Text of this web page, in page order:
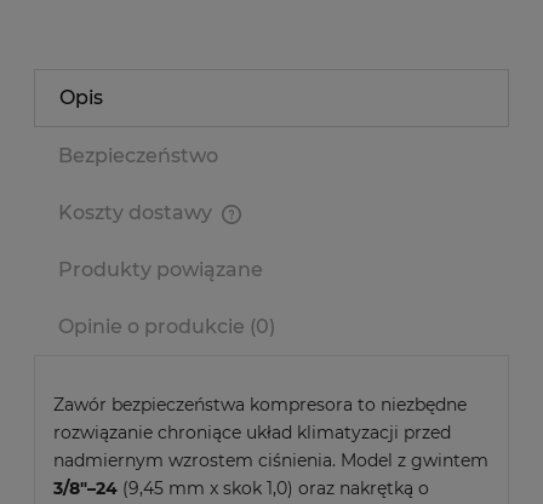
Opis
Bezpieczeństwo
Koszty dostawy
Produkty powiązane
Opinie o produkcie (0)
Zawór bezpieczeństwa kompresora to niezbędne
rozwiązanie chroniące układ klimatyzacji przed
nadmiernym wzrostem ciśnienia. Model z gwintem
3/8"–24 (9,45 mm x skok 1,0) oraz nakrętką o